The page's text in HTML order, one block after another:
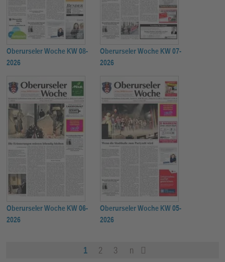
Oberurseler Woche KW 08-
2026
Oberurseler Woche KW 07-
2026
Oberurseler Woche KW 06-
2026
Oberurseler Woche KW 05-
2026
1 2 3
n